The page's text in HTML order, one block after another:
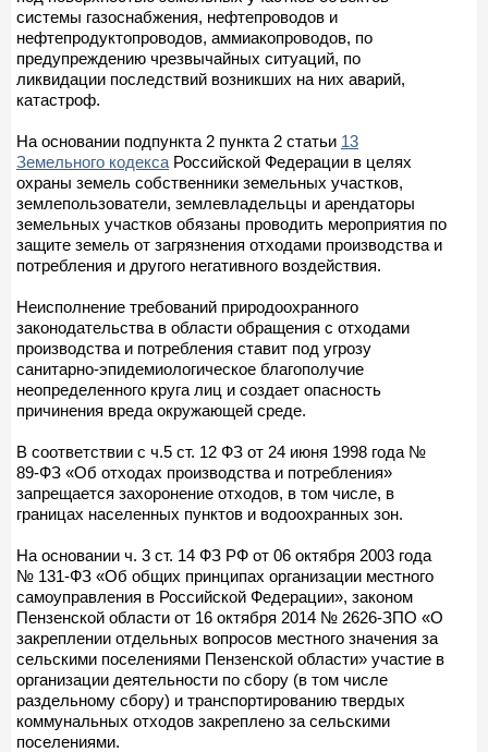
системы газоснабжения, нефтепроводов и
нефтепродуктопроводов, аммиакопроводов, по
предупреждению чрезвычайных ситуаций, по
ликвидации последствий возникших на них аварий,
катастроф.
На основании подпункта 2 пункта 2 статьи 13
Земельного кодекса Российской Федерации в целях
охраны земель собственники земельных участков,
землепользователи, землевладельцы и арендаторы
земельных участков обязаны проводить мероприятия по
защите земель от загрязнения отходами производства и
потребления и другого негативного воздействия.
Неисполнение требований природоохранного
законодательства в области обращения с отходами
производства и потребления ставит под угрозу
санитарно-эпидемиологическое благополучие
неопределенного круга лиц и создает опасность
причинения вреда окружающей среде.
В соответствии с ч.5 ст. 12 ФЗ от 24 июня 1998 года №
89-ФЗ «Об отходах производства и потребления»
запрещается захоронение отходов, в том числе, в
границах населенных пунктов и водоохранных зон.
На основании ч. 3 ст. 14 ФЗ РФ от 06 октября 2003 года
№ 131-ФЗ «Об общих принципах организации местного
самоуправления в Российской Федерации», законом
Пензенской области от 16 октября 2014 № 2626-ЗПО «О
закреплении отдельных вопросов местного значения за
сельскими поселениями Пензенской области» участие в
организации деятельности по сбору (в том числе
раздельному сбору) и транспортированию твердых
коммунальных отходов закреплено за сельскими
поселениями.